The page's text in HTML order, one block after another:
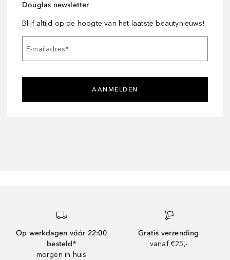
Douglas newsletter
Blijf altijd op de hoogte van het laatste beautynieuws!
E-mailadres*
AANMELDEN
Op werkdagen vóór 22:00
besteld*
morgen in huis
Gratis verzending
vanaf €25,-